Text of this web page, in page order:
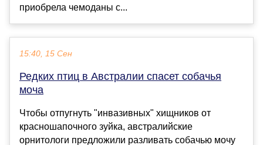
приобрела чемоданы с...
15:40, 15 Сен
Редких птиц в Австралии спасет собачья
моча
Чтобы отпугнуть "инвазивных" хищников от
красношапочного зуйка, австралийские
орнитологи предложили разливать собачью мочу